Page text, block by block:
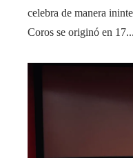
celebra de manera
Coros se originó en 17...